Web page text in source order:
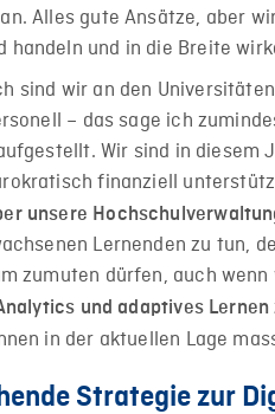
an. Alles gute Ansätze, aber
handeln und in die Breite
sind wir an den
– das sage ich
Wir sind in diesem
finanziell
unsere
Lernenden zu tun,
zumuten dürfen, auch
und adaptives
in der aktuellen Lage
Strategie zur